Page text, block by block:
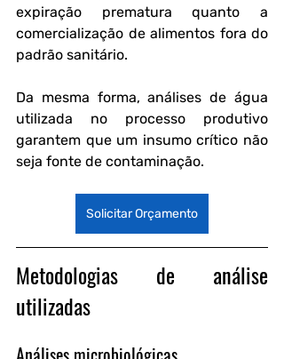
expiração prematura quanto a
comercialização de alimentos fora do
padrão sanitário.
Da mesma forma, análises de água
utilizada no processo produtivo
garantem que um insumo crítico não
seja fonte de contaminação.
Solicitar Orçamento
Metodologias de análise
utilizadas